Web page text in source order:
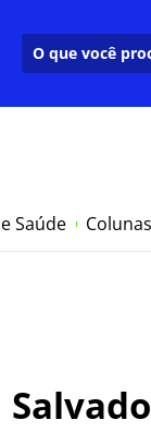
Saúde Colunas